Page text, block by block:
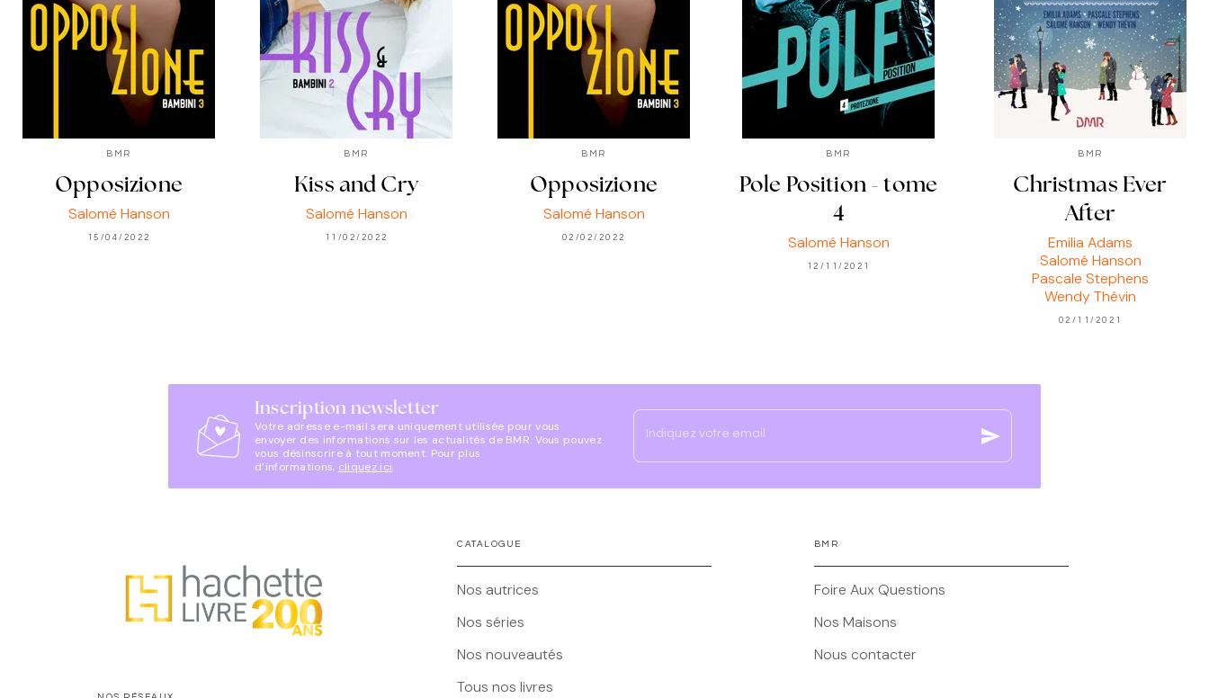
BMR
Opposizione
Salomé Hanson
15/04/2022
BMR
Kiss and Cry
Salomé Hanson
11/02/2022
BMR
Opposizione
Salomé Hanson
02/02/2022
BMR
Pole Position - tome
4
Salomé Hanson
12/11/2021
BMR
Christmas Ever
After
Emilia Adams
Salomé Hanson
Pascale Stephens
Wendy Thévin
02/11/2021
Inscription newsletter
Votre adresse e-mail sera uniquement utilisée pour vous
envoyer des informations sur les actualités de BMR. Vous pouvez
vous désinscrire à tout moment. Pour plus
d’informations, cliquez ici.
Indiquez votre email send
CATALOGUE
Nos autrices
Nos séries
Nos nouveautés
Tous nos livres
BMR
Foire Aux Questions
Nos Maisons
Nous contacter